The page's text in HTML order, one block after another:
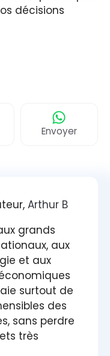
décisions
Envoyer
Arthur B
grands
aux
et aux
surtout de
des
sans perdre
très